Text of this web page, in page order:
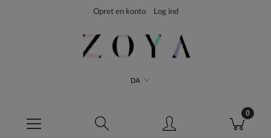
Opret en konto Log ind
DA